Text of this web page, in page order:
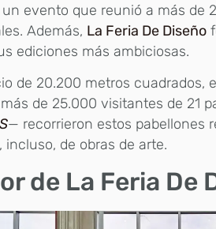
evento que reunió a más de
Además, La Feria De Diseño
ediciones más ambiciosas.
de 20.200 metros cuadrados,
de 25.000 visitantes de 21
— recorrieron estos pabellones
incluso, de obras de arte.
de La Feria De